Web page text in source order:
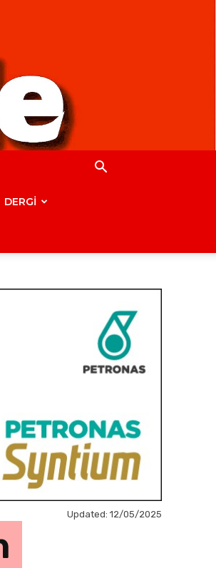
DERGİ
Updated: 12/05/2025